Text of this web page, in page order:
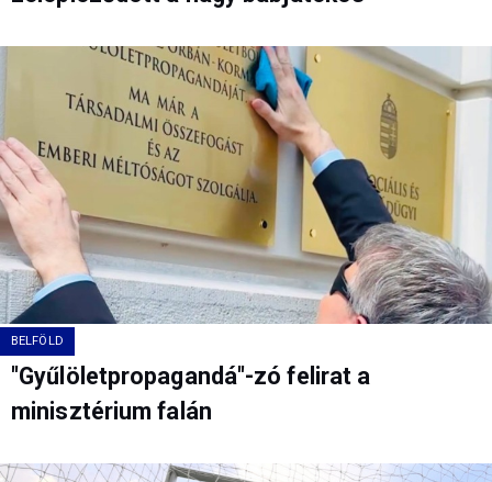
BELFÖLD
"Gyűlöletpropagandá"-zó felirat a
minisztérium falán